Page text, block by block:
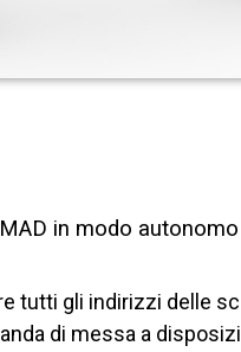
MAD in modo
tutti gli indirizzi delle
di messa a